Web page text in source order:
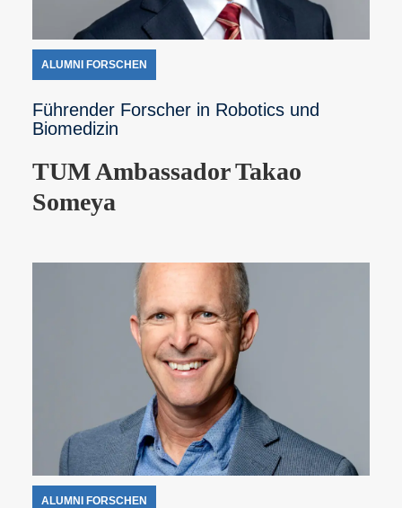
ALUMNI FORSCHEN
Führender Forscher in Robotics und
Biomedizin
TUM Ambassador Takao
Someya
ALUMNI FORSCHEN